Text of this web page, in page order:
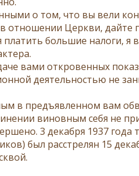
о том, что вы вели
отношении Церкви, дайте
большие налоги, я
вами откровенных
деятельностью не
в предъявленном вам
виновным себя не
3 декабря 1937
был расстрелян 15